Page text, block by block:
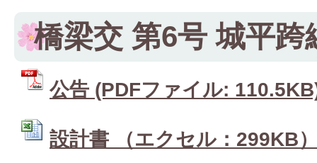
橋梁交 第6号 城平跨
公告 (PDFファイル:
設計書 （エクセル：299KB